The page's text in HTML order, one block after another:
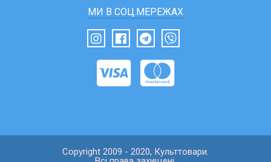
МИ В СОЦ.МЕРЕЖАХ
Copyright 2009 - 2020, Культтовари.